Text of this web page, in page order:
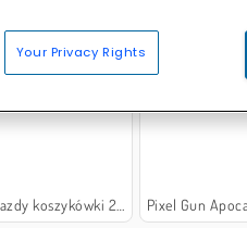
Dopasuj klejnoty Symulator
koszykówki 2019 Pixel Gun
Your Privacy Rights